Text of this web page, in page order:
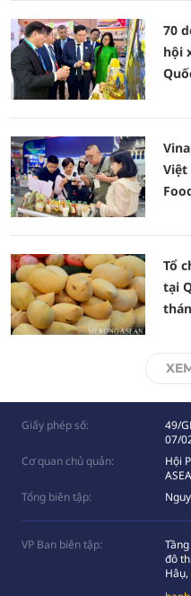
70
hội
Việt
Tổ
tại
Giấy phép số:
49/
07/
Cơ quan chủ quản:
Hội
Tổng biên tập:
VP Ban biên tập:
đô
Hâụ,